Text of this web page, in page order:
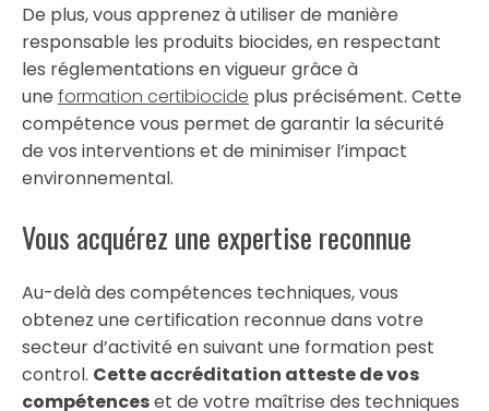
De plus, vous apprenez à utiliser de manière
responsable les produits biocides, en respectant
les réglementations en vigueur grâce à
une formation certibiocide plus précisément. Cette
compétence vous permet de garantir la sécurité
de vos interventions et de minimiser l’impact
environnemental.
Vous acquérez une expertise reconnue
Au-delà des compétences techniques, vous
obtenez une certification reconnue dans votre
secteur d’activité en suivant une formation pest
control. Cette accréditation atteste de vos
compétenceset de votre maîtrise des techniques